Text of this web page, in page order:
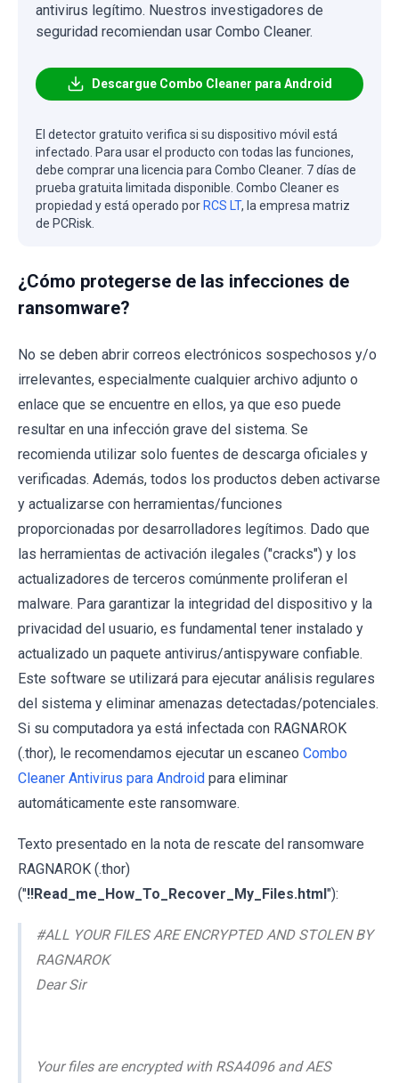
antivirus legítimo. Nuestros investigadores de
seguridad recomiendan usar Combo Cleaner.
Descargue Combo Cleaner para Android
El detector gratuito verifica si su dispositivo móvil está
infectado. Para usar el producto con todas las funciones,
debe comprar una licencia para Combo Cleaner. 7 días de
prueba gratuita limitada disponible. Combo Cleaner es
propiedad y está operado porRCS LT, la empresa matriz
de PCRisk.
¿Cómo protegerse de las infecciones de
ransomware?
No se deben abrir correos electrónicos sospechosos y/o
irrelevantes, especialmente cualquier archivo adjunto o
enlace que se encuentre en ellos, ya que eso puede
resultar en una infección grave del sistema. Se
recomienda utilizar solo fuentes de descarga oficiales y
verificadas. Además, todos los productos deben activarse
y actualizarse con herramientas/funciones
proporcionadas por desarrolladores legítimos. Dado que
las herramientas de activación ilegales ("cracks") y los
actualizadores de terceros comúnmente proliferan el
malware. Para garantizar la integridad del dispositivo y la
privacidad del usuario, es fundamental tener instalado y
actualizado un paquete antivirus/antispyware confiable.
Este software se utilizará para ejecutar análisis regulares
del sistema y eliminar amenazas detectadas/potenciales.
Si su computadora ya está infectada con RAGNAROK
(.thor), le recomendamos ejecutar un escaneo Combo
Cleaner Antivirus para Android para eliminar
automáticamente este ransomware.
Texto presentado en la nota de rescate del ransomware
RAGNAROK (.thor)
("!!Read_me_How_To_Recover_My_Files.html"):
#ALL YOUR FILES ARE ENCRYPTED AND STOLEN BY
RAGNAROK
Dear Sir
Your files are encrypted with RSA4096 and AES